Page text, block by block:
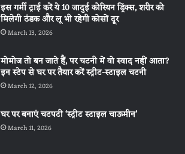
इस गर्मी ट्राई करें ये 10 जादुई कोरियन ड्रिंक्स, शरीर को
मिलेगी ठंडक और लू भी रहेगी कोसों दूर
March 13, 2026
मोमोज तो बन जाते हैं, पर चटनी में वो स्वाद नहीं आता?
इन स्टेप से घर पर तैयार करें स्ट्रीट-स्टाइल चटनी
March 12, 2026
घर पर बनाएं चटपटी ‘स्ट्रीट स्टाइल चाऊमीन’
March 11, 2026